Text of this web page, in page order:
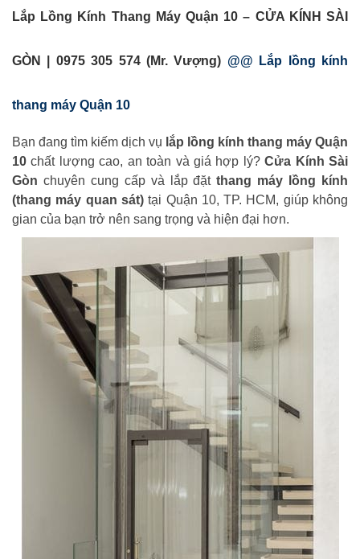
Lắp Lồng Kính Thang Máy Quận 10 – CỬA KÍNH SÀI
GÒN | 0975 305 574 (Mr. Vượng) @@ Lắp lồng kính
thang máy Quận 10
Bạn đang tìm kiếm dịch vụ lắp lồng kính thang máy Quận
10 chất lượng cao, an toàn và giá hợp lý?Cửa Kính Sài
Gòn chuyên cung cấp và lắp đặtthang máy lồng kính
(thang máy quan sát)tại Quận 10, TP. HCM, giúp không
gian của bạn trở nên sang trọng và hiện đại hơn.